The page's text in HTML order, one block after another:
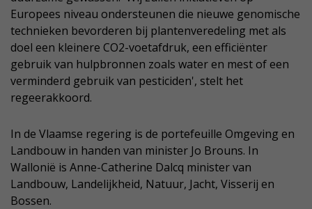
Europees niveau ondersteunen die nieuwe genomische
technieken bevorderen bij plantenveredeling met als
doel een kleinere CO2-voetafdruk, een efficiënter
gebruik van hulpbronnen zoals water en mest of een
verminderd gebruik van pesticiden', stelt het
regeerakkoord.
In de Vlaamse regering is de portefeuille Omgeving en
Landbouw in handen van minister Jo Brouns. In
Wallonië is Anne-Catherine Dalcq minister van
Landbouw, Landelijkheid, Natuur, Jacht, Visserij en
Bossen.